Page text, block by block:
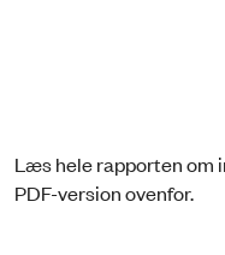
Læs hele rapporten om
PDF-version ovenfor.